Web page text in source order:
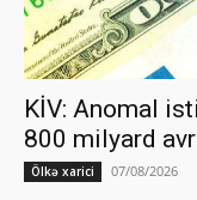
KİV: Anomal
800 milyard
Ölkə xarici 07/08/2026